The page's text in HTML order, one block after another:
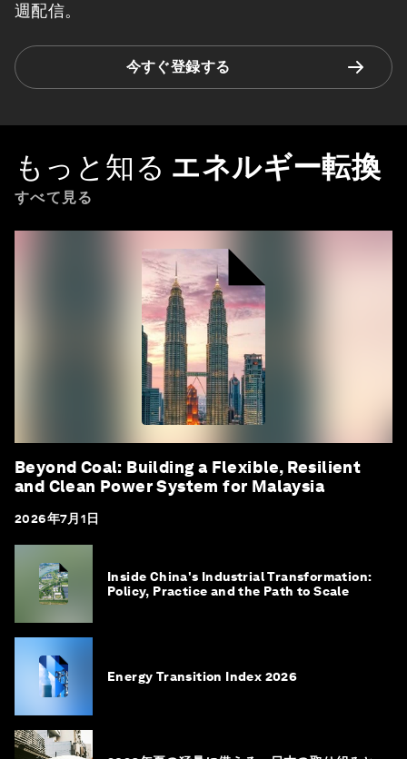
週配信。
今すぐ登録する
もっと知る エネルギー転換
すべて見る
Beyond Coal: Building a Flexible, Resilient
and Clean Power System for Malaysia
2026年7月1日
Inside China's Industrial Transformation:
Policy, Practice and the Path to Scale
Energy Transition Index 2026